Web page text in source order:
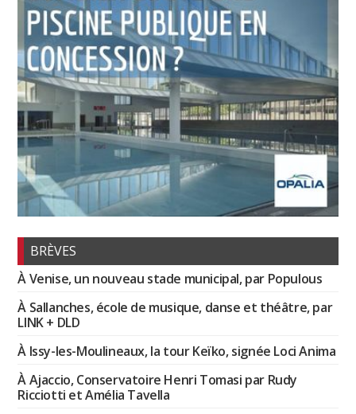
BRÈVES
À Venise, un nouveau stade municipal, par Populous
À Sallanches, école de musique, danse et théâtre, par
LINK + DLD
À Issy-les-Moulineaux, la tour Keïko, signée Loci Anima
À Ajaccio, Conservatoire Henri Tomasi par Rudy
Ricciotti et Amélia Tavella